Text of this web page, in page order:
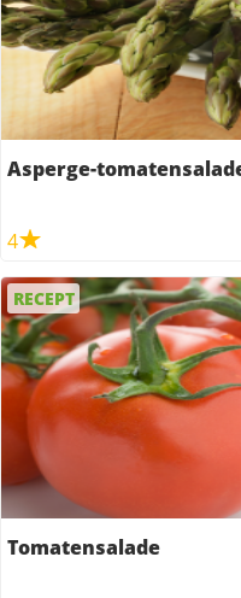
Asperge-
4
RECEPT
Tomatensalade